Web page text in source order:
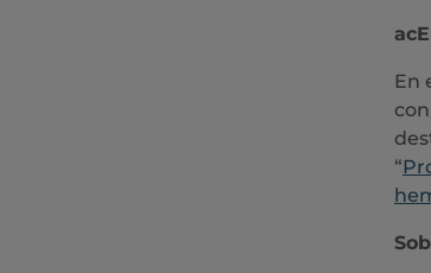
En
“